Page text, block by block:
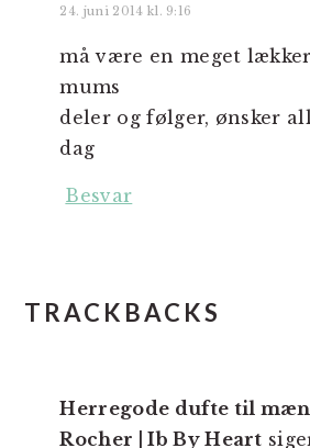
24. juni 2014 kl. 9:16
må være en meget
mums
deler og følger, ønsker
dag
Besvar
TRACKBACKS
Herregode dufte til
Rocher | Ib By Heart